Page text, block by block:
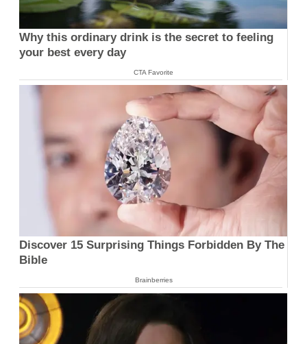
Why this ordinary drink is the secret to feeling
your best every day
CTA Favorite
Discover 15 Surprising Things Forbidden By The
Bible
Brainberries